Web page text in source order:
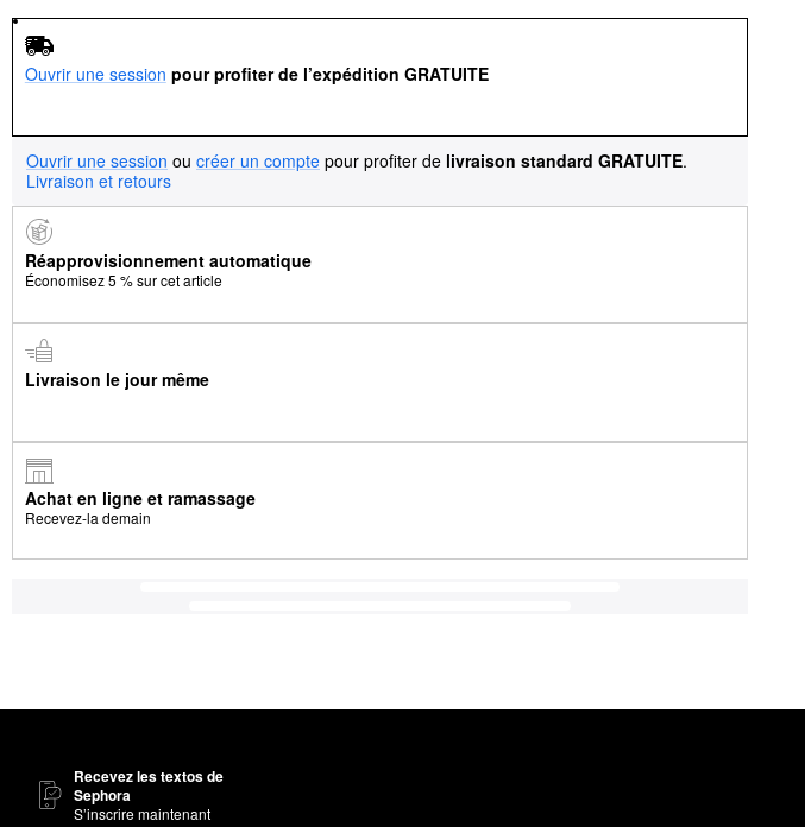
Ouvrir une session pour profiter de l’expédition GRATUITE
Ouvrir une session ou créer un compte pour profiter de livraison standard GRATUITE.
Livraison et retours
Réapprovisionnement automatique
Économisez 5 % sur cet article
Livraison le jour même
Achat en ligne et ramassage
Recevez-la demain
Recevez les textos de
Sephora
S’inscrire maintenant